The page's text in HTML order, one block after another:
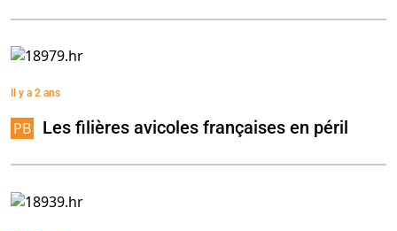
Il y a 2 ans
Les filières avicoles françaises en péril